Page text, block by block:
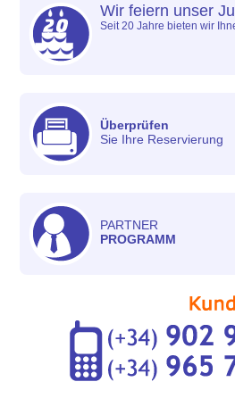
Wir feiern unser
Seit 20 Jahre bieten wir
Überprüfen
Sie Ihre Reservierung
PARTNER
PROGRAMM